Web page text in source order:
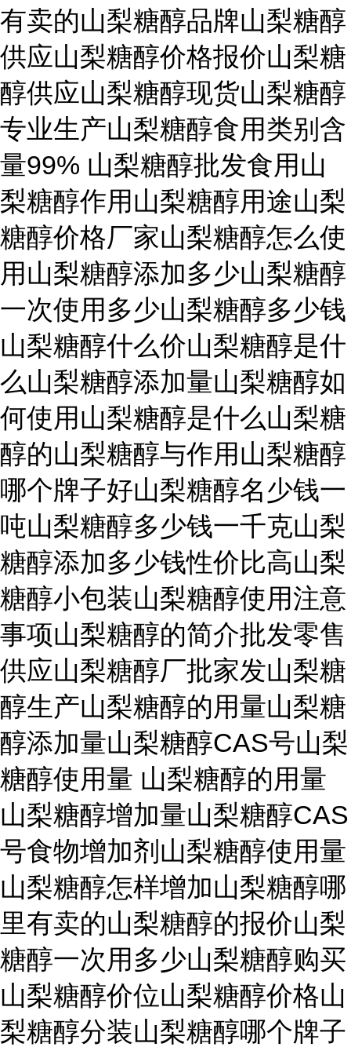
有卖的山梨糖醇品牌山梨糖醇
供应山梨糖醇价格报价山梨糖
醇供应山梨糖醇现货山梨糖醇
专业生产山梨糖醇食用类别含
量99% 山梨糖醇批发食用山
梨糖醇作用山梨糖醇用途山梨
糖醇价格厂家山梨糖醇怎么使
用山梨糖醇添加多少山梨糖醇
一次使用多少山梨糖醇多少钱
山梨糖醇什么价山梨糖醇是什
么山梨糖醇添加量山梨糖醇如
何使用山梨糖醇是什么山梨糖
醇的山梨糖醇与作用山梨糖醇
哪个牌子好山梨糖醇名少钱一
吨山梨糖醇多少钱一千克山梨
糖醇添加多少钱性价比高山梨
糖醇小包装山梨糖醇使用注意
事项山梨糖醇的简介批发零售
供应山梨糖醇厂批家发山梨糖
醇生产山梨糖醇的用量山梨糖
醇添加量山梨糖醇CAS号山梨
糖醇使用量 山梨糖醇的用量
山梨糖醇增加量山梨糖醇CAS
号食物增加剂山梨糖醇使用量
山梨糖醇怎样增加山梨糖醇哪
里有卖的山梨糖醇的报价山梨
糖醇一次用多少山梨糖醇购买
山梨糖醇价位山梨糖醇价格山
梨糖醇分装山梨糖醇哪个牌子